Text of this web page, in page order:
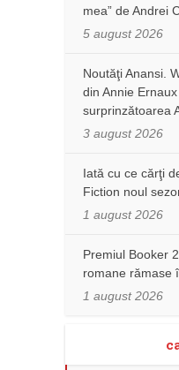
mea” de Andrei
5 august 2026
Noutăţi Anansi.
din Annie
surprinzătoarea
3 august 2026
Iată cu ce cărţi
Fiction noul
1 august 2026
Premiul Booker
romane rămase
1 august 2026